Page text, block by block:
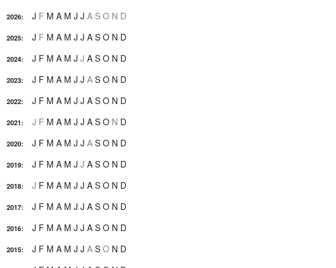
2026: J F M A M J J A S O N D
2025: J F M A M J J A S O N D
2024: J F M A M J J A S O N D
2023: J F M A M J J A S O N D
2022: J F M A M J J A S O N D
2021: J F M A M J J A S O N D
2020: J F M A M J J A S O N D
2019: J F M A M J J A S O N D
2018: J F M A M J J A S O N D
2017: J F M A M J J A S O N D
2016: J F M A M J J A S O N D
2015: J F M A M J J A S O N D